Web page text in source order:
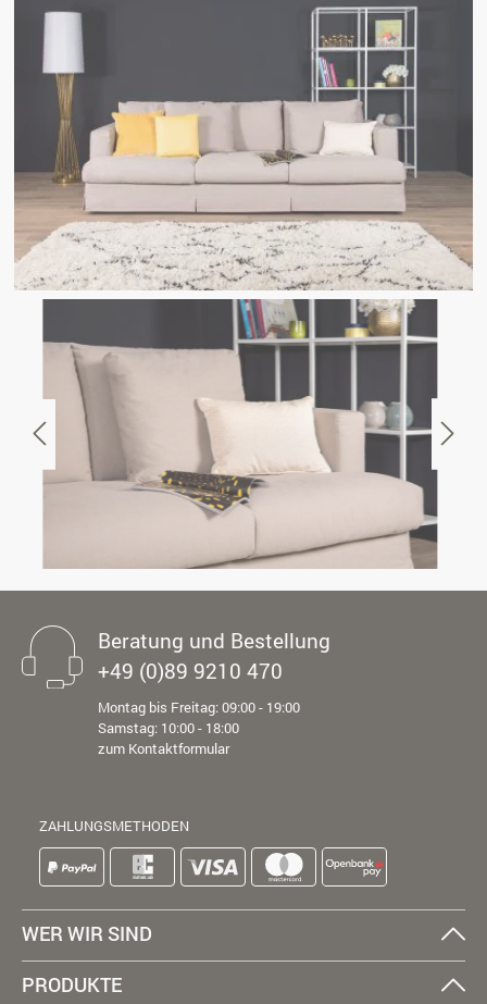
Beratung und Bestellung
+49 (0)89 9210 470
Montag bis Freitag: 09:00 - 19:00
Samstag: 10:00 - 18:00
zum Kontaktformular
ZAHLUNGSMETHODEN
WER WIR SIND
PRODUKTE